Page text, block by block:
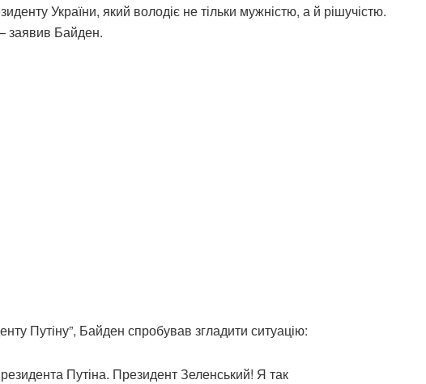
України, який володіє не тільки мужністю, а й рішучістю.
заявив Байден.
Путіну”, Байден спробував згладити ситуацію:
Путіна. Президент Зеленський! Я так